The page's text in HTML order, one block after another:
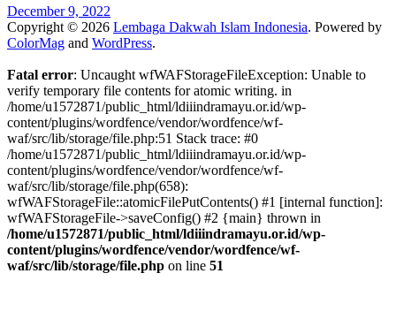
December 9, 2022
Copyright © 2026 Lembaga Dakwah Islam Indonesia. Powered by
ColorMag and WordPress.
Fatal error: Uncaught wfWAFStorageFileException: Unable to
verify temporary file contents for atomic writing. in
/home/u1572871/public_html/ldiiindramayu.or.id/wp-
content/plugins/wordfence/vendor/wordfence/wf-
waf/src/lib/storage/file.php:51 Stack trace: #0
/home/u1572871/public_html/ldiiindramayu.or.id/wp-
content/plugins/wordfence/vendor/wordfence/wf-
waf/src/lib/storage/file.php(658):
wfWAFStorageFile::atomicFilePutContents() #1 [internal function]:
wfWAFStorageFile->saveConfig() #2 {main} thrown in
/home/u1572871/public_html/ldiiindramayu.or.id/wp-
content/plugins/wordfence/vendor/wordfence/wf-
waf/src/lib/storage/file.php on line 51